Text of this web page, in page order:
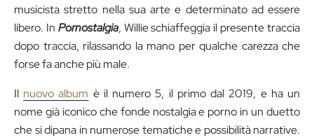
musicista stretto nella sua arte e determinato ad essere
libero. In Pornostalgia, Willie schiaffeggia il presente traccia
dopo traccia, rilassando la mano per qualche carezza che
forse fa anche più male.
Il nuovo album è il numero 5, il primo dal 2019, e ha un
nome già iconico che fonde nostalgia e porno in un duetto
che si dipana in numerose tematiche e possibilità narrative.